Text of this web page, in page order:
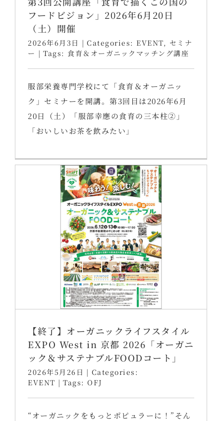
フードビジョン」2026年6月20日
（土）開催
2026年6月3日 | Categories: EVENT, セミナ
ー | Tags: 食育＆オーガニックマッチング講座
服部栄養専門学校にて「食育＆オーガニッ
ク」セミナーを開講。第3回目は2026年6月
20日（土）「服部幸應の食育の三本柱②」
「おいしいお茶を飲みたい」
【終了】オーガニックライフスタイル
EXPO West in 京都 2026「オーガニ
ック＆サステナブルFOODコート」
2026年5月26日 | Categories:
EVENT | Tags: OFJ
“オーガニックをもっとポピュラーに！”そん